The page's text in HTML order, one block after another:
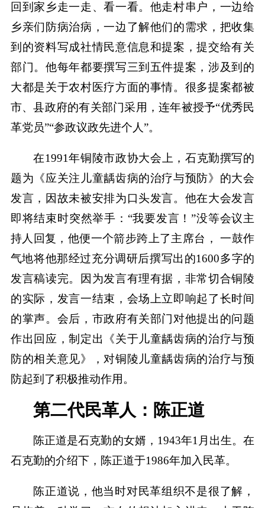
回到家乡走一走、看一看。他走村串户，一边给
乡亲们防病治病，一边了解他们的需求，把收集
到的资料写成社情民意信息和提案，提交给有关
部门。他每年都要撰写三到五件提案，涉及到的
大都是关于农村医疗方面的事情。很多提案都被
市、县政府的有关部门采用，连年被授予“优秀民
革党员”“参政议政先进个人”。
在1991年铜陵市政协大会上，石克勤撰写的
题为《应关注儿童龋齿病的治疗与预防》的大会
发言，因故未被安排为口头发言。他在大会发言
即将结束时突然举手：“我要发言！”没等会议主
持人回复，他便一个箭步跨上了主席台， 一鼓作
气地将他那经过充分调研后撰写出的1600多字的
发言稿读完。因为发言有理有据，非常切合铜陵
的实际，发言一结束，会场上立即响起了长时间
的掌声。会后，市政府有关部门对他提出的问题
作出回应，制定出《关于儿童龋齿病的治疗与预
防的相关意见》，对铜陵儿童龋齿病的治疗与预
防起到了积极推动作用。
第二代民革人：陈正道
陈正道是石克勤的女婿，1943年1月出生。在
石克勤的介绍下，陈正道于1986年加入民革。
陈正道说，他当时对民革组织不是很了解，